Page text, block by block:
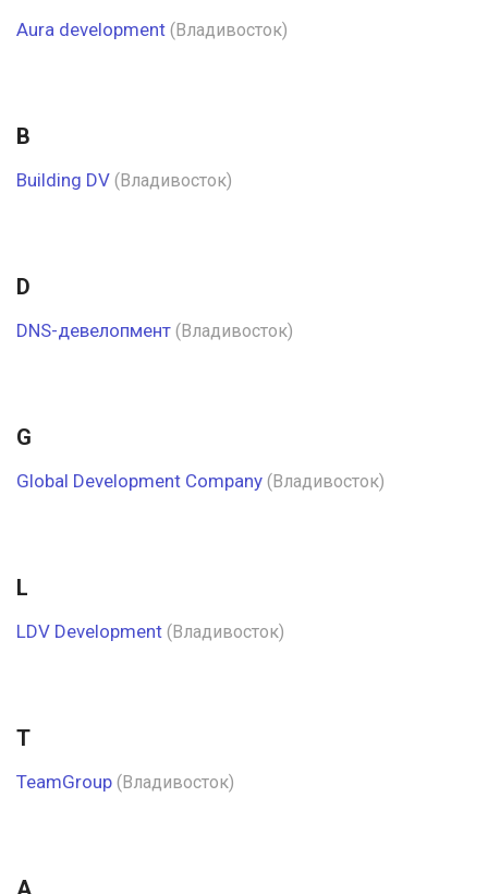
Aura development (Владивосток)
B
Building DV (Владивосток)
D
DNS-девелопмент (Владивосток)
G
Global Development Company (Владивосток)
L
LDV Development (Владивосток)
T
TeamGroup (Владивосток)
А